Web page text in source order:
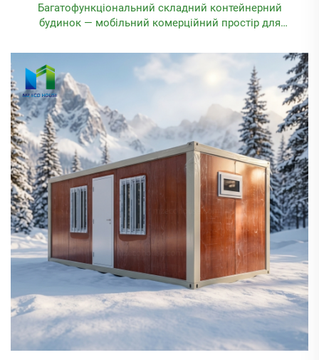
Багатофункціональний складний контейнерний
будинок — мобільний комерційний простір для